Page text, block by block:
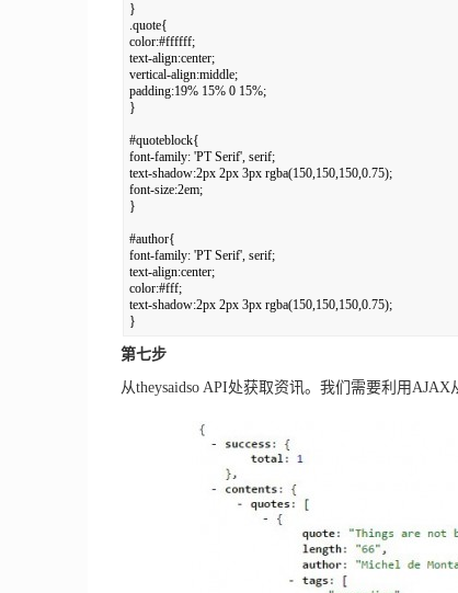
}
.quote{
color:#ffffff;
text-align:center;
vertical-align:middle;
padding:19% 15% 0 15%;
}
#quoteblock{
font-family: 'PT Serif', serif;
text-shadow:2px 2px 3px rgba(150,150,150,0.75);
font-size:2em;
}
#author{
font-family: 'PT Serif', serif;
text-align:center;
color:#fff;
text-shadow:2px 2px 3px rgba(150,150,150,0.75);
}
第七步
从theysaidso API处获取资讯。我们需要利用AJAX